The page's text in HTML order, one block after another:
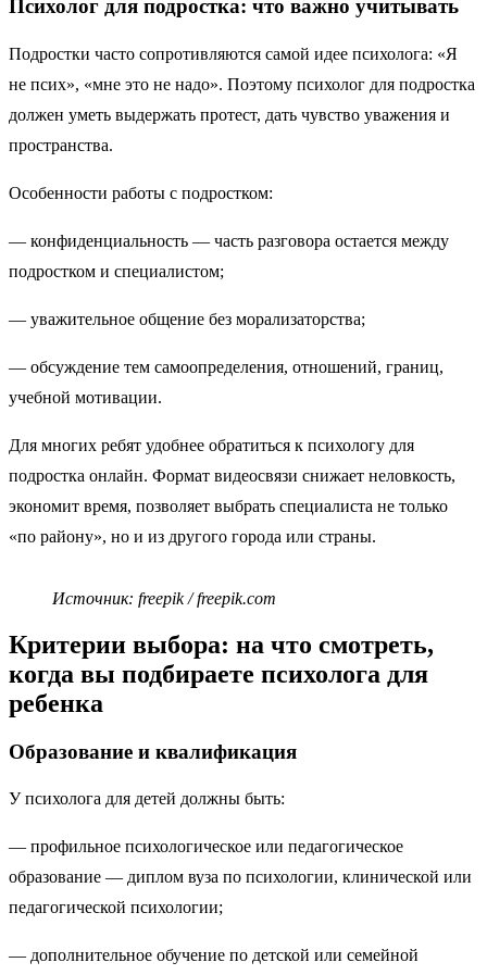
Психолог для подростка: что важно учитывать
Подростки часто сопротивляются самой идее психолога: «Я
не псих», «мне это не надо». Поэтому психолог для подростка
должен уметь выдержать протест, дать чувство уважения и
пространства.
Особенности работы с подростком:
— конфиденциальность — часть разговора остается между
подростком и специалистом;
— уважительное общение без морализаторства;
— обсуждение тем самоопределения, отношений, границ,
учебной мотивации.
Для многих ребят удобнее обратиться к психологу для
подростка онлайн. Формат видеосвязи снижает неловкость,
экономит время, позволяет выбрать специалиста не только
«по району», но и из другого города или страны.
Источник: freepik / freepik.com
Критерии выбора: на что смотреть,
когда вы подбираете психолога для
ребенка
Образование и квалификация
У психолога для детей должны быть:
— профильное психологическое или педагогическое
образование — диплом вуза по психологии, клинической или
педагогической психологии;
— дополнительное обучение по детской или семейной